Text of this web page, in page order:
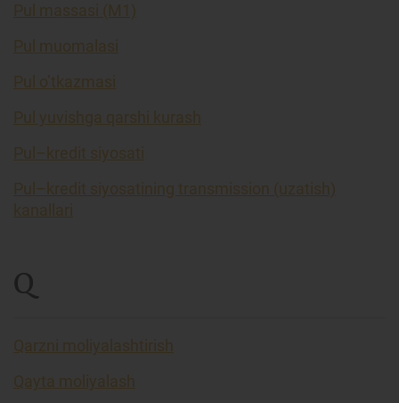
Pul massasi (M1)
Pul muomalasi
Pul o’tkazmasi
Pul yuvishga qarshi kurash
Pul–kredit siyosati
Pul–kredit siyosatining transmission (uzatish)
kanallari
Q
Qarzni moliyalashtirish
Qayta moliyalash